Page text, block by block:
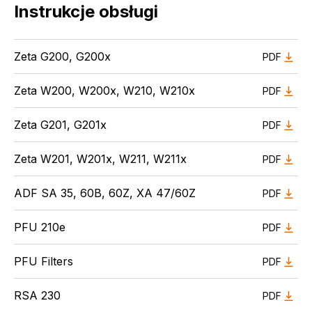
Instrukcje obsługi
Zeta G200, G200x PDF
Zeta W200, W200x, W210, W210x PDF
Zeta G201, G201x PDF
Zeta W201, W201x, W211, W211x PDF
ADF SA 35, 60B, 60Z, XA 47/60Z PDF
PFU 210e PDF
PFU Filters PDF
RSA 230 PDF